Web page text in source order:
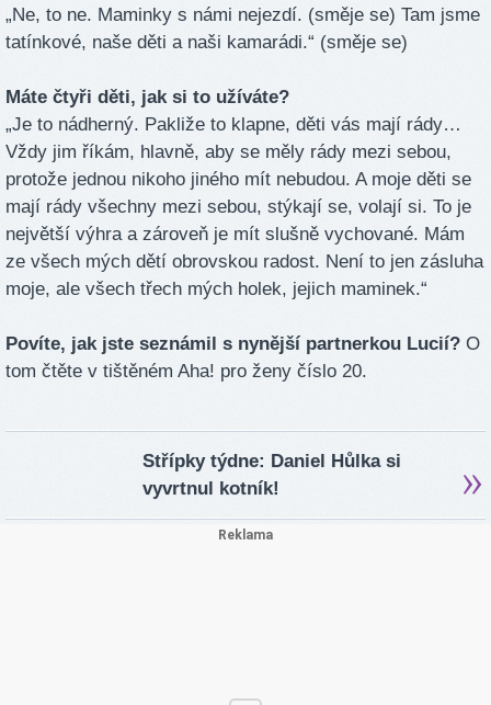
„Ne, to ne. Maminky s námi nejezdí. (směje se) Tam jsme
tatínkové, naše děti a naši kamarádi.“ (směje se)
Máte čtyři děti, jak si to užíváte?
„Je to nádherný. Pakliže to klapne, děti vás mají rády…
Vždy jim říkám, hlavně, aby se měly rády mezi sebou,
protože jednou nikoho jiného mít nebudou. A moje děti se
mají rády všechny mezi sebou, stýkají se, volají si. To je
největší výhra a zároveň je mít slušně vychované. Mám
ze všech mých dětí obrovskou radost. Není to jen zásluha
moje, ale všech třech mých holek, jejich maminek.“
Povíte, jak jste seznámil s nynější partnerkou Lucií? O
tom čtěte v tištěném Aha! pro ženy číslo 20.
Střípky týdne: Daniel Hůlka si
vyvrtnul kotník!